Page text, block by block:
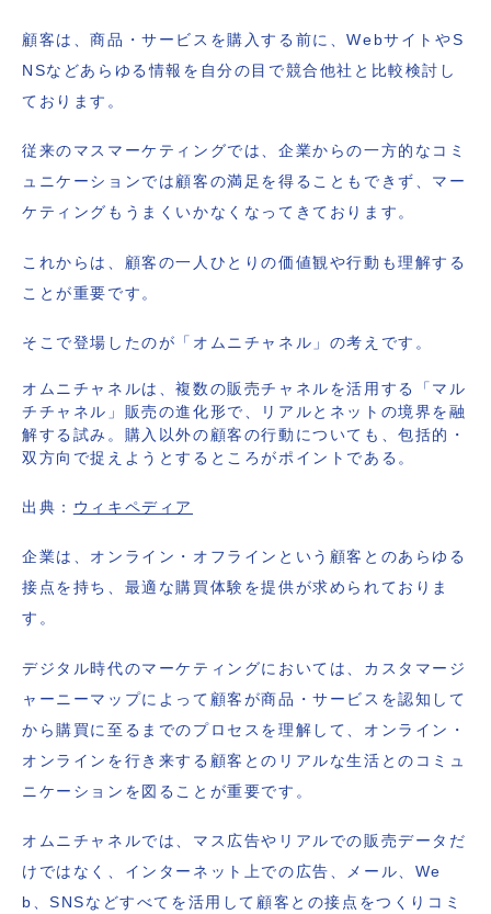
顧客は、商品・サービスを購入する前に、WebサイトやS
NSなどあらゆる情報を自分の目で競合他社と比較検討し
ております。
従来のマスマーケティングでは、企業からの一方的なコミ
ュニケーションでは顧客の満足を得ることもできず、マー
ケティングもうまくいかなくなってきております。
これからは、顧客の一人ひとりの価値観や行動も理解する
ことが重要です。
そこで登場したのが「オムニチャネル」の考えです。
オムニチャネルは、複数の販売チャネルを活用する「マル
チチャネル」販売の進化形で、リアルとネットの境界を融
解する試み。購入以外の顧客の行動についても、包括的・
双方向で捉えようとするところがポイントである。
出典： ウィキペディア
企業は、オンライン・オフラインという顧客とのあらゆる
接点を持ち、最適な購買体験を提供が求められておりま
す。
デジタル時代のマーケティングにおいては、カスタマージ
ャーニーマップによって顧客が商品・サービスを認知して
から購買に至るまでのプロセスを理解して、オンライン・
オンラインを行き来する顧客とのリアルな生活とのコミュ
ニケーションを図ることが重要です。
オムニチャネルでは、マス広告やリアルでの販売データだ
けではなく、インターネット上での広告、メール、We
b、SNSなどすべてを活用して顧客との接点をつくりコミ